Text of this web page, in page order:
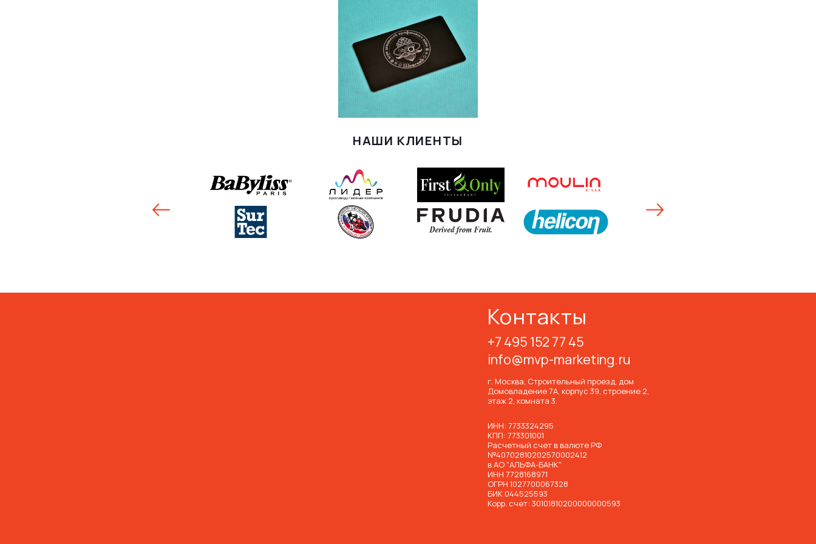
НАШИ КЛИЕНТЫ
Контакты
+7 495 152 77 45
info@mvp-marketing.ru
г. Москва, Строительный проезд, дом
Домовладение 7А, корпус 39, строение 2,
этаж 2, комната 3.
ИНН: 7733324295
КПП: 773301001
Расчетный счет в валюте РФ
№40702810202570002412
в АО "АЛЬФА-БАНК"
ИНН 7728168971
ОГРН 1027700067328
БИК 044525593
Корр. счет: 30101810200000000593